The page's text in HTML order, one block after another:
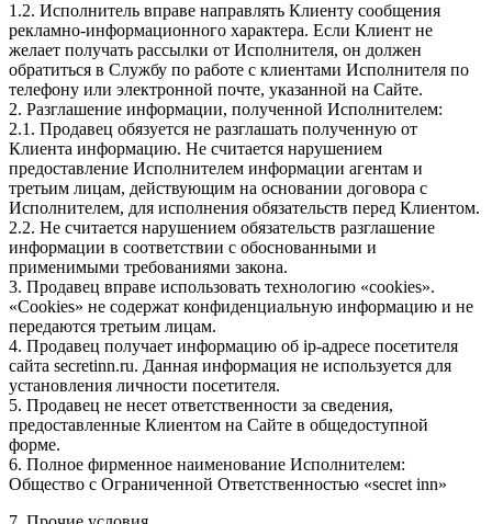
1.2. Исполнитель вправе направлять Клиенту сообщения
рекламно-информационного характера. Если Клиент не
желает получать рассылки от Исполнителя, он должен
обратиться в Службу по работе с клиентами Исполнителя по
телефону или электронной почте, указанной на Сайте.
2. Разглашение информации, полученной Исполнителем:
2.1. Продавец обязуется не разглашать полученную от
Клиента информацию. Не считается нарушением
предоставление Исполнителем информации агентам и
третьим лицам, действующим на основании договора с
Исполнителем, для исполнения обязательств перед Клиентом.
2.2. Не считается нарушением обязательств разглашение
информации в соответствии с обоснованными и
применимыми требованиями закона.
3. Продавец вправе использовать технологию «cookies».
«Cookies» не содержат конфиденциальную информацию и не
передаются третьим лицам.
4. Продавец получает информацию об ip-адресе посетителя
сайта secretinn.ru. Данная информация не используется для
установления личности посетителя.
5. Продавец не несет ответственности за сведения,
предоставленные Клиентом на Сайте в общедоступной
форме.
6. Полное фирменное наименование Исполнителем:
Общество с Ограниченной Ответственностью «secret inn»